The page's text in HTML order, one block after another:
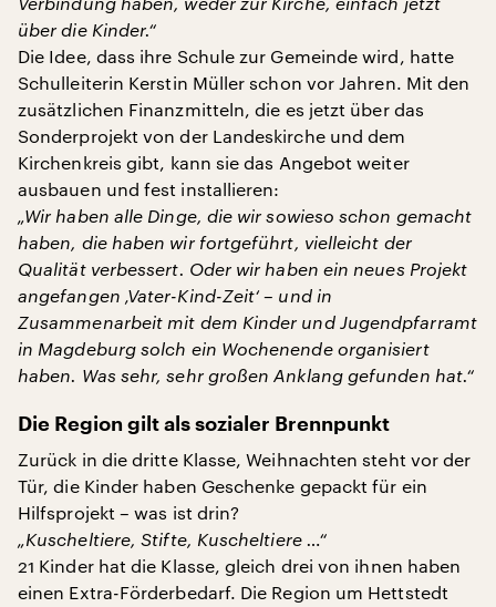
über die Kinder.“
Die Idee, dass ihre Schule zur Gemeinde wird, hatte
Schulleiterin Kerstin Müller schon vor Jahren. Mit den
zusätzlichen Finanzmitteln, die es jetzt über das
Sonderprojekt von der Landeskirche und dem
Kirchenkreis gibt, kann sie das Angebot weiter
ausbauen und fest installieren:
„Wir haben alle Dinge, die wir sowieso schon gemacht
haben, die haben wir fortgeführt, vielleicht der
Qualität verbessert. Oder wir haben ein neues Projekt
angefangen ‚Vater-Kind-Zeit‘ – und in
Zusammenarbeit mit dem Kinder und Jugendpfarramt
in Magdeburg solch ein Wochenende organisiert
haben. Was sehr, sehr großen Anklang gefunden hat.“
Die Region gilt als sozialer Brennpunkt
Zurück in die dritte Klasse, Weihnachten steht vor der
Tür, die Kinder haben Geschenke gepackt für ein
Hilfsprojekt – was ist drin?
„Kuscheltiere, Stifte, Kuscheltiere …“
21 Kinder hat die Klasse, gleich drei von ihnen haben
einen Extra-Förderbedarf. Die Region um Hettstedt